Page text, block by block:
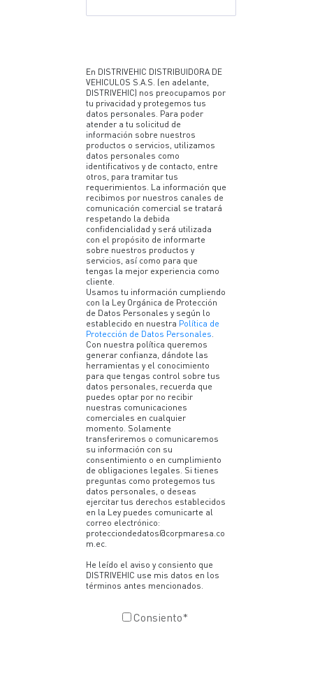
En DISTRIVEHIC DISTRIBUIDORA DE
VEHICULOS S.A.S. (en adelante,
DISTRIVEHIC) nos preocupamos por
tu privacidad y protegemos tus
datos personales. Para poder
atender a tu solicitud de
información sobre nuestros
productos o servicios, utilizamos
datos personales como
identificativos y de contacto, entre
otros, para tramitar tus
requerimientos. La información que
recibimos por nuestros canales de
comunicación comercial se tratará
respetando la debida
confidencialidad y será utilizada
con el propósito de informarte
sobre nuestros productos y
servicios, así como para que
tengas la mejor experiencia como
cliente.
Usamos tu información cumpliendo
con la Ley Orgánica de Protección
de Datos Personales y según lo
establecido en nuestra Política de
Protección de Datos Personales.
Con nuestra política queremos
generar confianza, dándote las
herramientas y el conocimiento
para que tengas control sobre tus
datos personales, recuerda que
puedes optar por no recibir
nuestras comunicaciones
comerciales en cualquier
momento. Solamente
transferiremos o comunicaremos
su información con su
consentimiento o en cumplimiento
de obligaciones legales. Si tienes
preguntas como protegemos tus
datos personales, o deseas
ejercitar tus derechos establecidos
en la Ley puedes comunicarte al
correo electrónico:
protecciondedatos@corpmaresa.co
m.ec.
He leído el aviso y consiento que
DISTRIVEHIC use mis datos en los
términos antes mencionados.
Consiento*